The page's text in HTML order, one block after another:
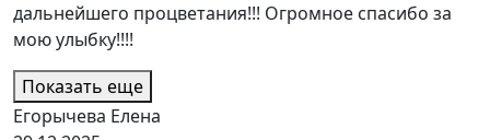
дальнейшего процветания!!! Огромное спасибо за
мою улыбку!!!!
Показать еще
Егорычева Елена